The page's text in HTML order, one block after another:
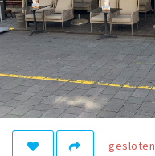
Drinken
Slapen
Recreatief
Winkels
Winkelgebiedengesloten